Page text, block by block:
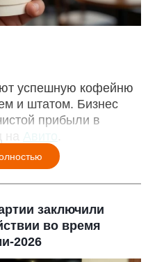
успешную кофейню
и штатом. Бизнес
прибыли в
на
Авито
заключили
во время
2026